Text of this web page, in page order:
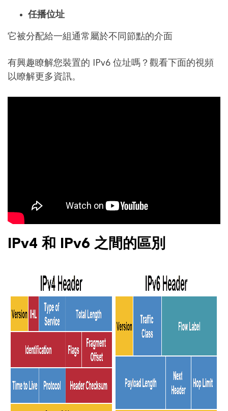
任播位址
它被分配給一組通常屬於不同節點的介面
有興趣瞭解您裝置的 IPv6 位址嗎？觀看下面的視頻
以瞭解更多資訊。
IPv4 和 IPv6 之間的區別